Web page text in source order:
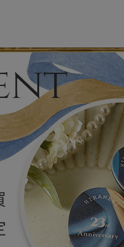
パスケース
レザーケア用品
マテリアル